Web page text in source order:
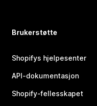
Brukerstøtte
Shopifys hjelpesenter
API-dokumentasjon
Shopify-fellesskapet